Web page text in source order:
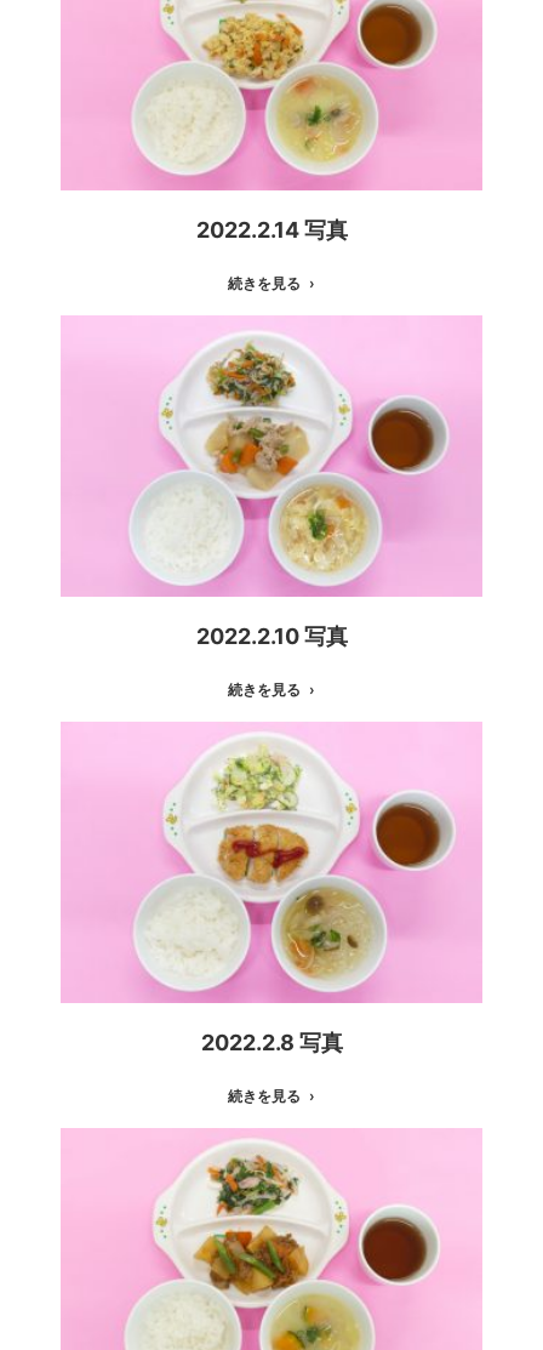
2022.2.14 写真
続きを見る
2022.2.10 写真
続きを見る
2022.2.8 写真
続きを見る